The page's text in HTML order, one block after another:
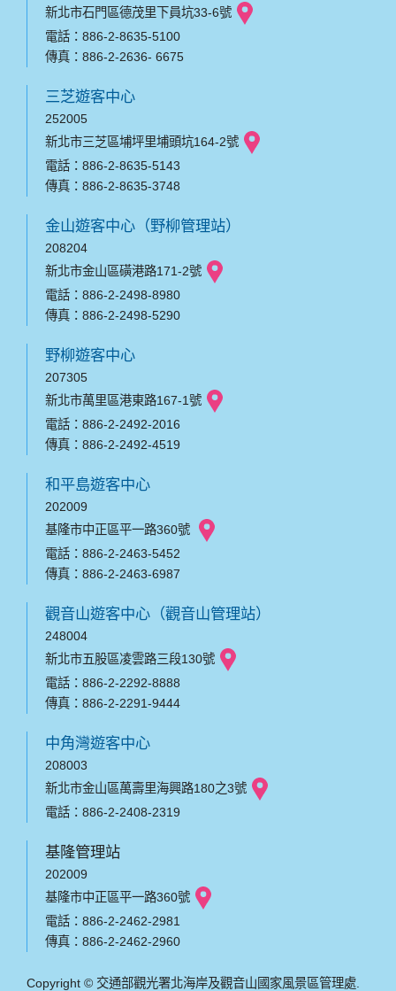
新北市石門區德茂里下員坑33-6號
電話：886-2-8635-5100
傳真：886-2-2636- 6675
三芝遊客中心
252005
新北市三芝區埔坪里埔頭坑164-2號
電話：886-2-8635-5143
傳真：886-2-8635-3748
金山遊客中心（野柳管理站）
208204
新北市金山區磺港路171-2號
電話：886-2-2498-8980
傳真：886-2-2498-5290
野柳遊客中心
207305
新北市萬里區港東路167-1號
電話：886-2-2492-2016
傳真：886-2-2492-4519
和平島遊客中心
202009
基隆市中正區平一路360號
電話：886-2-2463-5452
傳真：886-2-2463-6987
觀音山遊客中心（觀音山管理站）
248004
新北市五股區凌雲路三段130號
電話：886-2-2292-8888
傳真：886-2-2291-9444
中角灣遊客中心
208003
新北市金山區萬壽里海興路180之3號
電話：886-2-2408-2319
基隆管理站
202009
基隆市中正區平一路360號
電話：886-2-2462-2981
傳真：886-2-2462-2960
Copyright © 交通部觀光署北海岸及觀音山國家風景區管理處.